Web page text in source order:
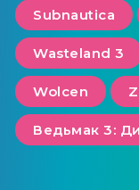
Subnautica
Wasteland 3
Wolcen
Ведьмак 3: